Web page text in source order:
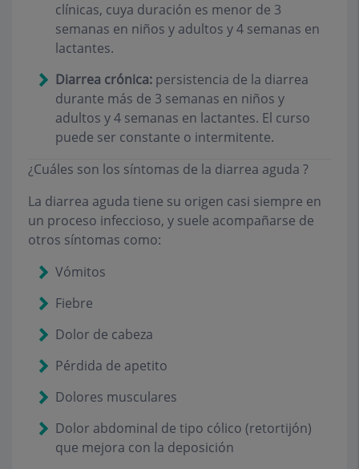
clínicas, cuya duración es menor de 3
semanas en niños y adultos y 4 semanas en
lactantes.
Diarrea crónica: persistencia de la diarrea
durante más de 3 semanas en niños y
adultos y 4 semanas en lactantes. El curso
puede ser constante o intermitente.
¿Cuáles son los síntomas de la diarrea aguda ?
La diarrea aguda tiene su origen casi siempre en
un proceso infeccioso, y suele acompañarse de
otros síntomas como:
Vómitos
Fiebre
Dolor de cabeza
Pérdida de apetito
Dolores musculares
Dolor abdominal de tipo cólico (retortijón)
que mejora con la deposición